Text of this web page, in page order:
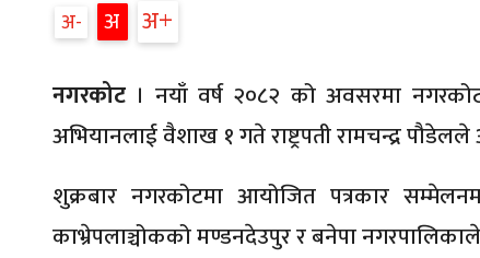
अ अ अ
नगरकोट । नयाँ वर्ष २०८२ को अवसरमा
अभियानलाई वैशाख १ गते राष्ट्रपती रामचन्द्र
शुक्रबार नगरकोटमा आयोजित पत्रकार
काभ्रेपलाञ्चोकको मण्डनदेउपुर र बनेपा